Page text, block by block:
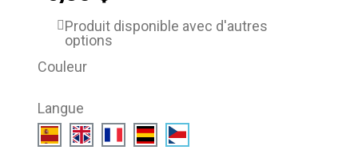
Produit disponible avec d'autres
options
Couleur
Langue